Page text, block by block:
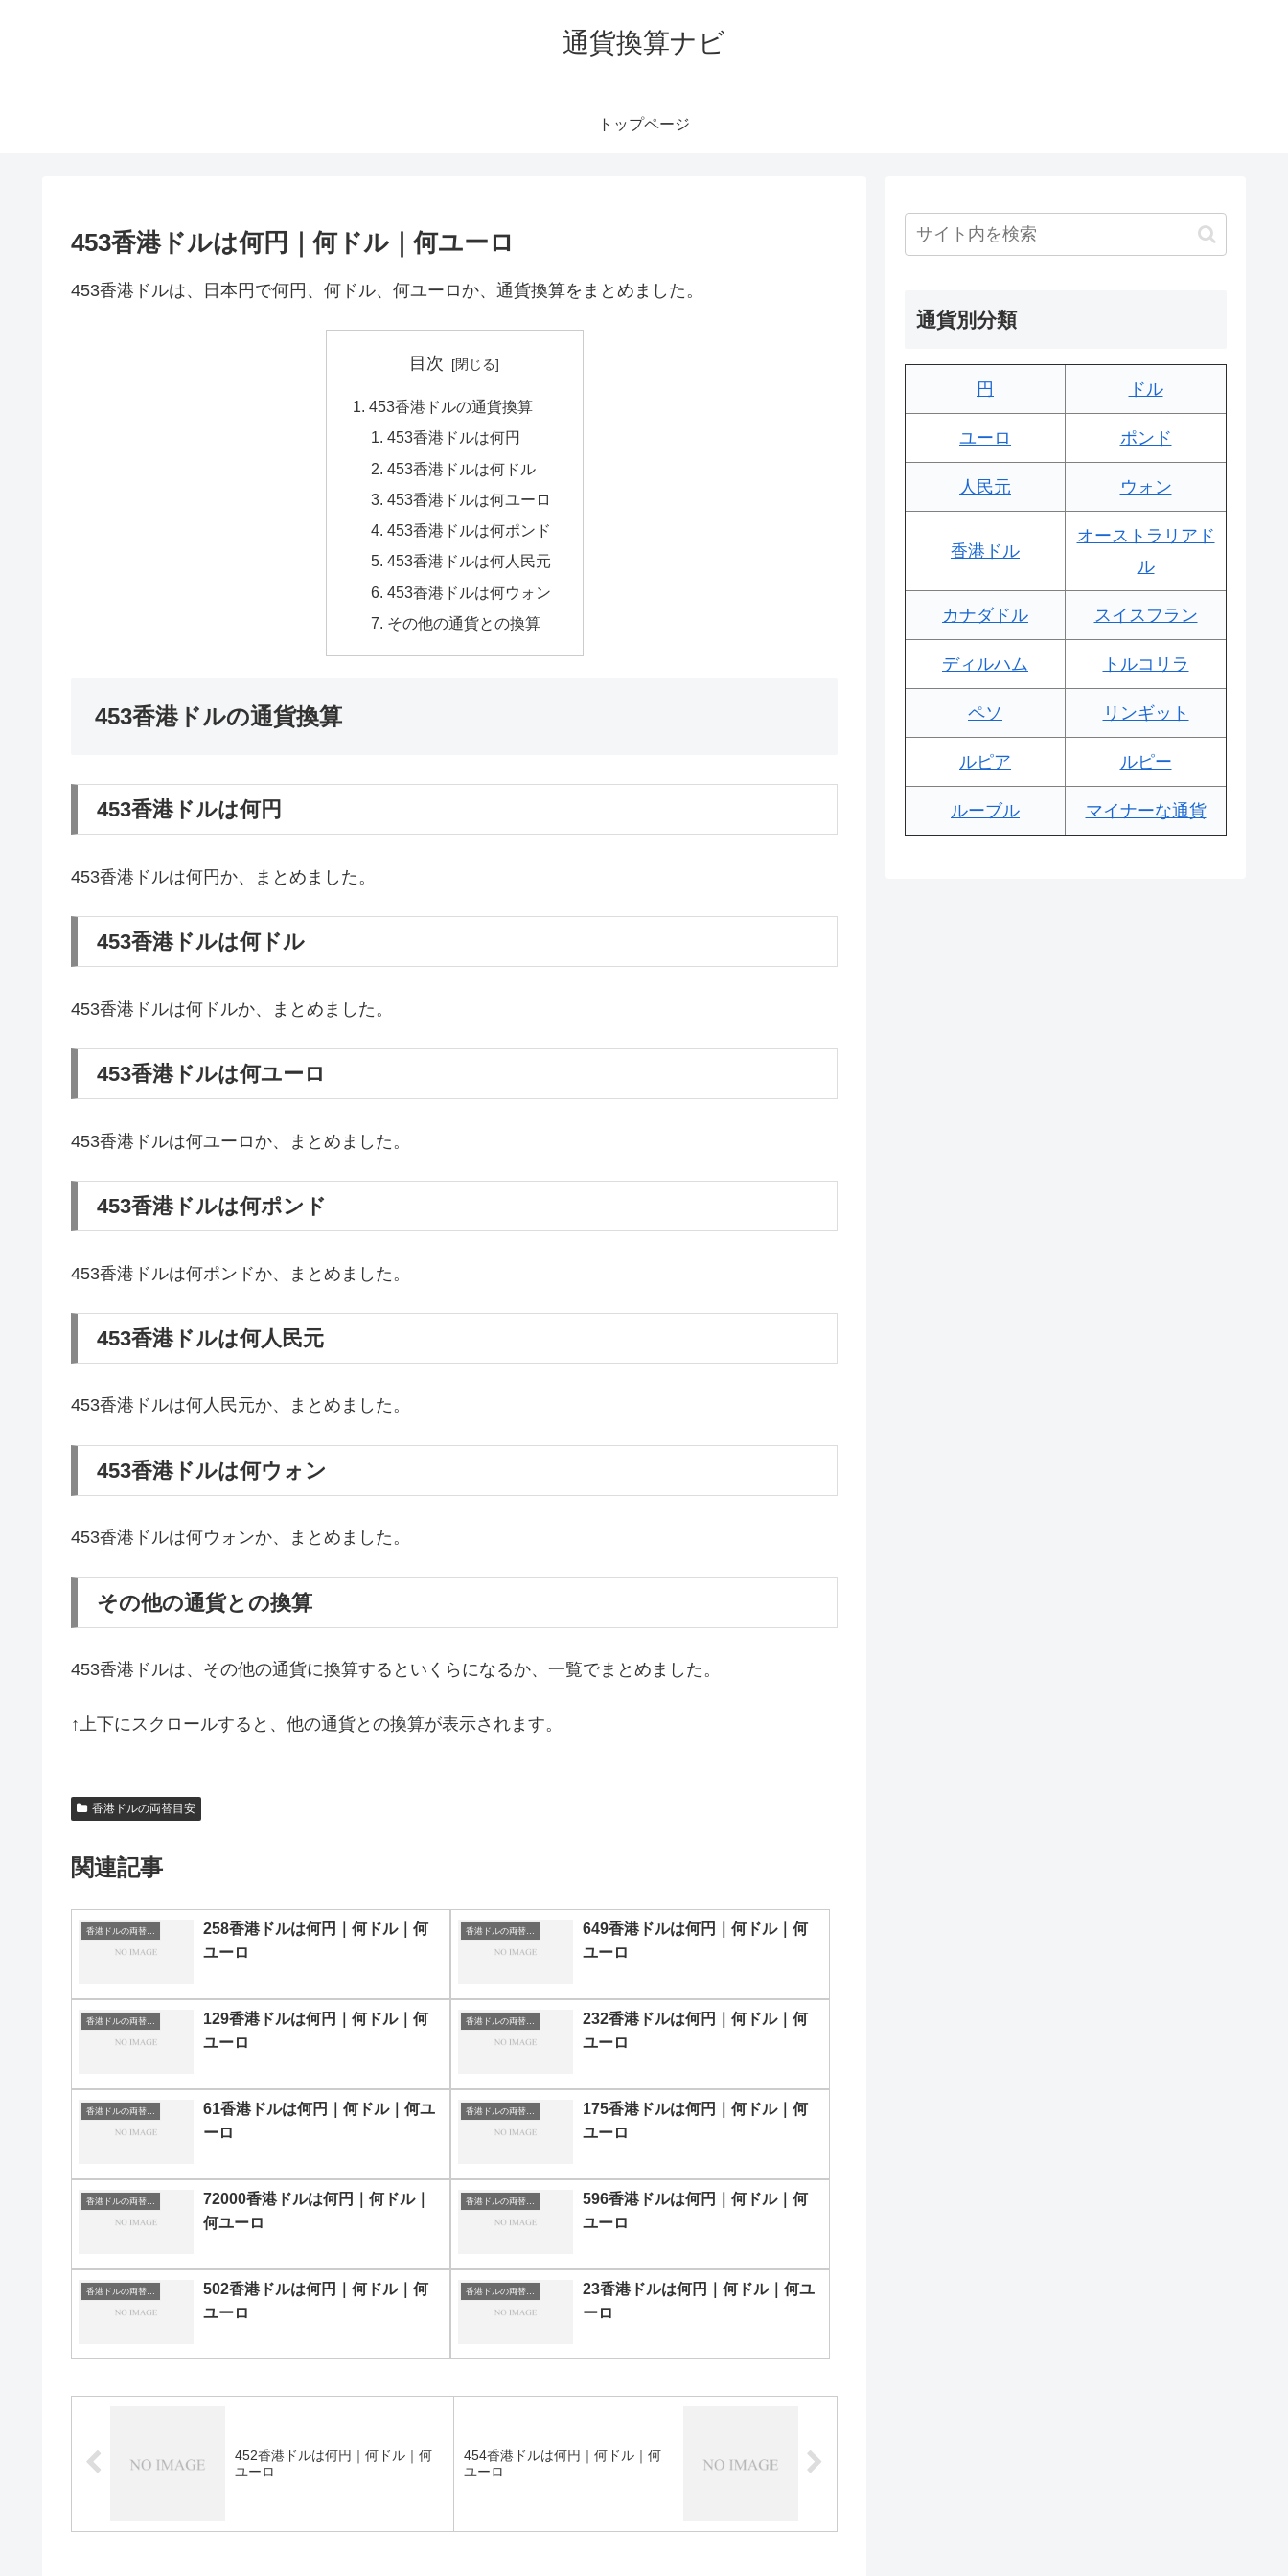
通貨換算ナビ
トップページ
453香港ドルは何円｜何ドル｜何ユーロ
453香港ドルは、日本円で何円、何ドル、何ユーロか、通貨換算をまとめました。
目次
453香港ドルの通貨換算
453香港ドルは何円
453香港ドルは何ドル
453香港ドルは何ユーロ
453香港ドルは何ポンド
453香港ドルは何人民元
453香港ドルは何ウォン
その他の通貨との換算
453香港ドルの通貨換算
453香港ドルは何円
453香港ドルは何円か、まとめました。
453香港ドルは何ドル
453香港ドルは何ドルか、まとめました。
453香港ドルは何ユーロ
453香港ドルは何ユーロか、まとめました。
453香港ドルは何ポンド
453香港ドルは何ポンドか、まとめました。
453香港ドルは何人民元
453香港ドルは何人民元か、まとめました。
453香港ドルは何ウォン
453香港ドルは何ウォンか、まとめました。
その他の通貨との換算
453香港ドルは、その他の通貨に換算するといくらになるか、一覧でまとめました。
↑上下にスクロールすると、他の通貨との換算が表示されます。
香港ドルの両替目安
関連記事
258香港ドルは何円｜何ドル｜何
ユーロ
649香港ドルは何円｜何ドル｜何
ユーロ
129香港ドルは何円｜何ドル｜何
ユーロ
232香港ドルは何円｜何ドル｜何
ユーロ
61香港ドルは何円｜何ドル｜何ユ
ーロ
175香港ドルは何円｜何ドル｜何
ユーロ
72000香港ドルは何円｜何ドル｜
何ユーロ
596香港ドルは何円｜何ドル｜何
ユーロ
502香港ドルは何円｜何ドル｜何
ユーロ
23香港ドルは何円｜何ドル｜何ユ
ーロ
452香港ドルは何円｜何ドル｜何
ユーロ
454香港ドルは何円｜何ドル｜何
ユーロ
通貨別分類
円 ドル
ユーロ ポンド
人民元 ウォン
香港ドル
オーストラリアド
ル
カナダドル スイスフラン
ディルハム トルコリラ
ペソ リンギット
ルピア ルピー
ルーブル マイナーな通貨